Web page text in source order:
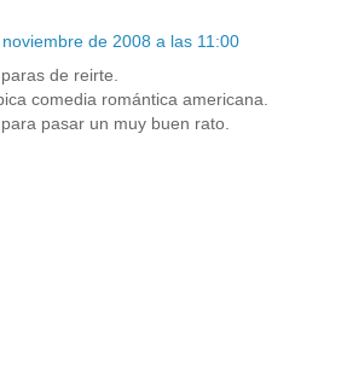
de 2008 a las 11:00
de reirte.
comedia romántica americana.
pasar un muy buen rato.